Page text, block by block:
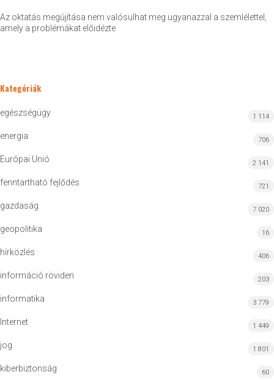
Az oktatás megújítása nem valósulhat meg ugyanazzal a szemlélettel,
amely a problémákat előidézte
Kategóriák
egészségügy 1 114
energia 706
Európai Unió 2 141
fenntartható fejlődés 721
gazdaság 7 020
geopolitika 16
hírközlés 406
információ röviden 203
informatika 3 779
Internet 1 449
jog 1 801
kiberbiztonság 60